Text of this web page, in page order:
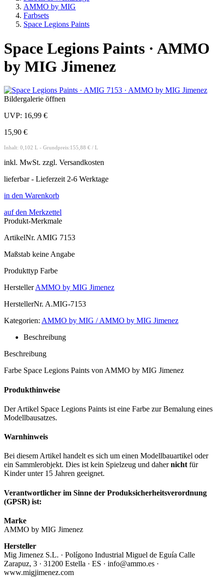
AMMO by MIG
Farbsets
Space Legions Paints
Space Legions Paints · AMMO
by MIG Jimenez
Bildergalerie öffnen
UVP: 16,99 €
15,90 €
Inhalt: 0,102 L - Grundpreis:155,88 € / L
inkl. MwSt. zzgl. Versandkosten
lieferbar - Lieferzeit 2-6 Werktage
in den Warenkorb
auf den Merkzettel
Produkt-Merkmale
ArtikelNr. AMIG 7153
Maßstab keine Angabe
Produkttyp Farbe
Hersteller AMMO by MIG Jimenez
HerstellerNr. A.MIG-7153
Kategorien: AMMO by MIG / AMMO by MIG Jimenez
Beschreibung
Beschreibung
Farbe Space Legions Paints von AMMO by MIG Jimenez
Produkthinweise
Der Artikel Space Legions Paints ist eine Farbe zur Bemalung eines
Modellbausatzes.
Warnhinweis
Bei diesem Artikel handelt es sich um einen Modellbauartikel oder
ein Sammlerobjekt. Dies ist kein Spielzeug und dahernicht für
Kinder unter 15 Jahren geeignet.
Verantwortlicher im Sinne der Produksicherheitsverordnung
(GPSR) ist:
Marke
AMMO by MIG Jimenez
Hersteller
Mig Jimenez S.L. · Polígono Industrial Miguel de Eguía Calle
Zarapuz, 3 · 31200 Estella · ES · info@ammo.es ·
www.migjimenez.com